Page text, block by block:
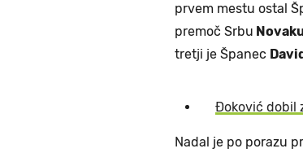
prvem mestu ostal
premoč Srbu
tretji je Španec
Đoković dobil
Nadal je po porazu